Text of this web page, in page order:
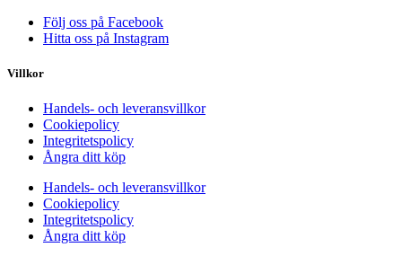
Följ oss på Facebook
Hitta oss på Instagram
Villkor
Handels- och leveransvillkor
Cookiepolicy
Integritetspolicy
Ångra ditt köp
Handels- och leveransvillkor
Cookiepolicy
Integritetspolicy
Ångra ditt köp